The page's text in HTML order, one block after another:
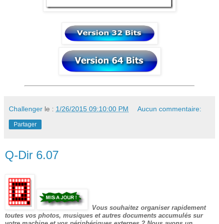
Challenger le : 1/26/2015 09:10:00 PM Aucun commentaire:
Partager
Q-Dir 6.07
Vous souhaitez organiser rapidement
toutes vos photos, musiques et autres documents accumulés sur